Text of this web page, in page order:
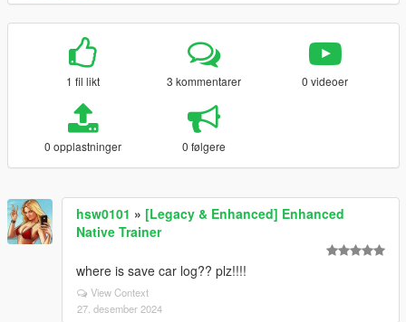
1 fil likt 3 kommentarer 0 videoer
0 opplastninger 0 følgere
hsw0101 » [Legacy & Enhanced] Enhanced
Native Trainer
where is save car log?? plz!!!!
View Context
27. desember 2024